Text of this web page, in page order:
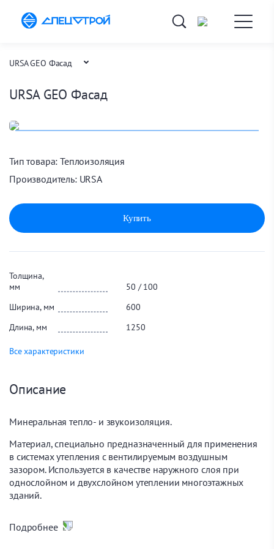
URSA GEO Фасад
Каталог товаров
URSA GEO Фасад
Тип товара: Теплоизоляция
Производитель:URSA
Купить
Толщина,
мм
50 / 100
Ширина, мм
600
Длина, мм
1250
Все характеристики
Описание
Минеральная тепло- и звукоизоляция.
Материал, специально предназначенный для применения
в системах утепления с вентилируемым воздушным
зазором. Используется в качестве наружного слоя при
однослойном и двухслойном утеплении многоэтажных
зданий.
благодаря чему не требует установки дополнительной
Подробнее